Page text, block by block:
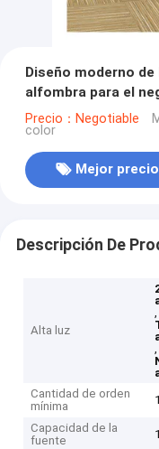
Diseño moderno
alfombra para el
Precio：Negotiable
color
Mejor precio
Descripción De
Alta luz
,
,
Cantidad de orden
mínima
Capacidad de la
fuente